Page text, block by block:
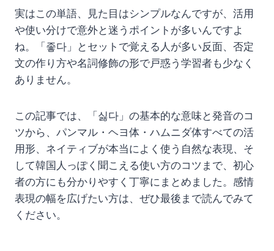
実はこの単語、見た目はシンプルなんですが、活用
や使い分けで意外と迷うポイントが多いんですよ
ね。「좋다」とセットで覚える人が多い反面、否定
文の作り方や名詞修飾の形で戸惑う学習者も少なく
ありません。
この記事では、「싫다」の基本的な意味と発音のコ
ツから、パンマル・ヘヨ体・ハムニダ体すべての活
用形、ネイティブが本当によく使う自然な表現、そ
して韓国人っぽく聞こえる使い方のコツまで、初心
者の方にも分かりやすく丁寧にまとめました。感情
表現の幅を広げたい方は、ぜひ最後まで読んでみて
ください。